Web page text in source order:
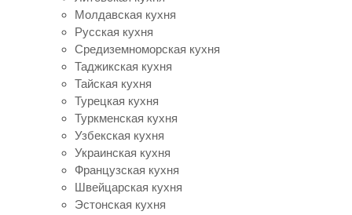
Молдавская кухня
Русская кухня
Средиземноморская кухня
Таджикская кухня
Тайская кухня
Турецкая кухня
Туркменская кухня
Узбекская кухня
Украинская кухня
Французская кухня
Швейцарская кухня
Эстонская кухня